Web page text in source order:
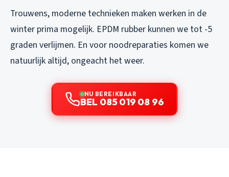
Trouwens, moderne technieken maken werken in de
winter prima mogelijk. EPDM rubber kunnen we tot -5
graden verlijmen. En voor noodreparaties komen we
natuurlijk altijd, ongeacht het weer.
NU BEREIKBAAR
BEL 085 019 08 96